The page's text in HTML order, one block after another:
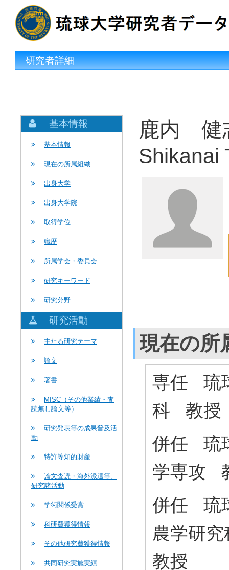
研究者詳細
基本情報
基本情報
現在の所属組織
出身大学
出身大学院
取得学位
職歴
所属学会・委員会
研究キーワード
研究分野
研究活動
主たる研究テーマ
論文
著書
MISC（その他業績・査
読無し論文等）
研究発表等の成果普及活
動
特許等知的財産
論文査読・海外派遣等、
研究諸活動
学術関係受賞
科研費獲得情報
その他研究費獲得情報
共同研究実施実績
鹿内 健
Shikanai
現在の所
専任 琉
科 教
併任 琉
学専攻
併任 琉
農学研
教授